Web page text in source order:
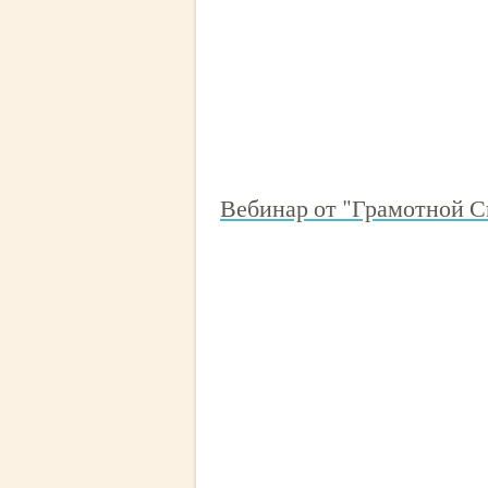
Вебинар от "Грамотной